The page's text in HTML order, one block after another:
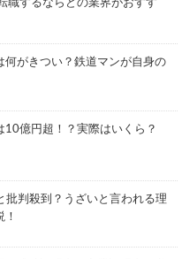
職するならどの業界がおすす
何がきつい？鉄道マンが自身の
10億円超！？実際はいくら？
批判殺到？うざいと言われる理